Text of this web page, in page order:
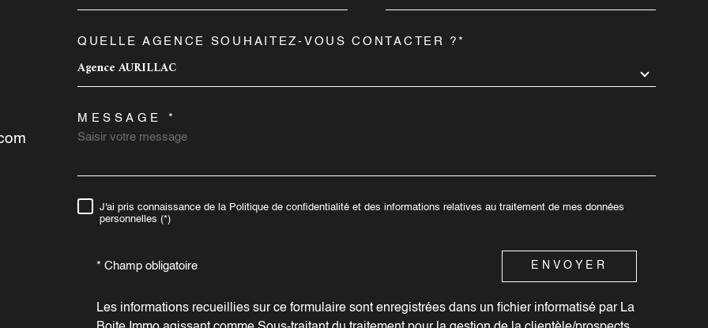
AGENCE RIOM ES
MONTAGNES
8 rue du Onze Novembre
15400
RIOM ES MONTAGNES
AGENCE MURAT
04 71 49 92 17 04 71 64
TRAD_MELTEM_VOREDEMANDE
QUELLE AGENCE SOUHAITEZ-VOUS CONTACTER ?*
Agence AURILLAC
MESSAGE *
RÈGLEMENTATION
J'ai pris connaissance de la Politique de confidentialité et des informations relatives au traitement de mes données
personnelles (*)
* Champ obligatoire ENVOYER
Les informations recueillies sur ce formulaire sont enregistrées dans un fichier informatisé par La